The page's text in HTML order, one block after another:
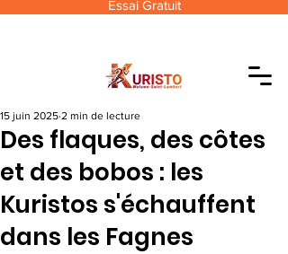
Essai Gratuit
Des flaques, des côtes
et des bobos : les
Kuristos s'échauffent
dans les Fagnes
15 juin 2025 2 min de lecture